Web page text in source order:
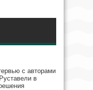
с авторами
в